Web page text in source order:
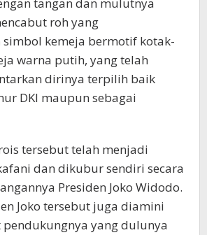
tangan dan mulutnya
roh yang
kemeja bermotif kotak-
warna putih, yang telah
dirinya terpilih baik
DKI maupun sebagai
tersebut telah menjadi
dan dikubur sendiri secara
Presiden Joko Widodo.
Joko tersebut juga diamini
yang dulunya